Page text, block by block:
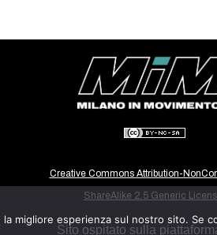
Creative Commons Attribution-
ShareAlike 2.5 Generic
Sito ospitato sulla
migliore esperienza sul nostro sito. Se